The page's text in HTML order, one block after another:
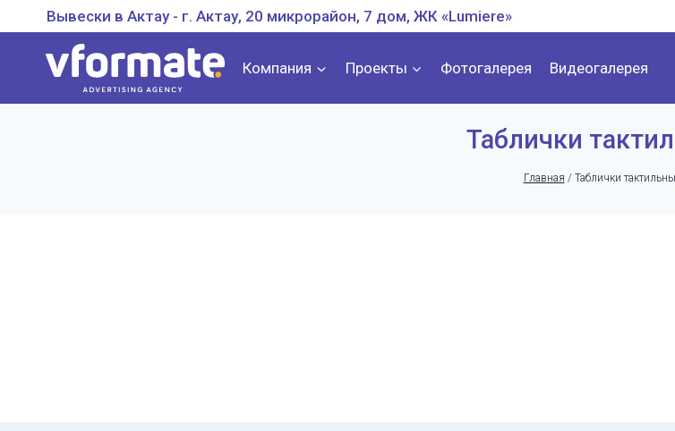
Перейти
к
содержанию
Вывески в Актау - г. Актау, 20 микрорайон, 7 дом, ЖК «Lumiere»
Компания Проекты Фотогалерея Видеогалерея
Таблички
Главная / Таблички